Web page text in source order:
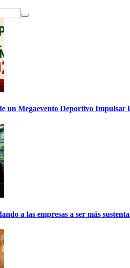
un Megaevento Deportivo Impulsar
a las empresas a ser más